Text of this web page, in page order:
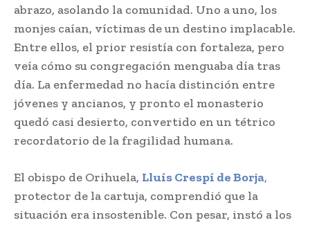
abrazo, asolando la comunidad. Uno a uno, los
monjes caían, víctimas de un destino implacable.
Entre ellos, el prior resistía con fortaleza, pero
veía cómo su congregación menguaba día tras
día. La enfermedad no hacía distinción entre
jóvenes y ancianos, y pronto el monasterio
quedó casi desierto, convertido en un tétrico
recordatorio de la fragilidad humana.
El obispo de Orihuela, Lluís Crespí de Borja,
protector de la cartuja, comprendió que la
situación era insostenible. Con pesar, instó a los